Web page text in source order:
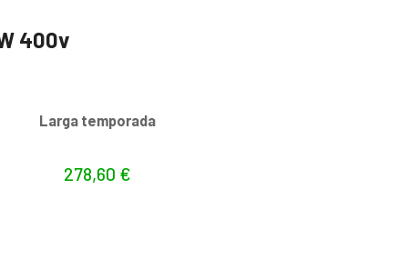
400v
Larga temporada
278,60 €